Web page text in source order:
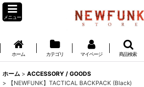
メニュー
ホーム カテゴリ マイページ 商品検索
ホーム > ACCESSORY / GOODS
>
【NEWFUNK】TACTICAL BACKPACK (Black)